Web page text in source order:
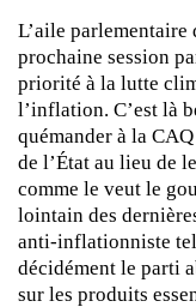
L’aile parlementaire
prochaine session
priorité à la lutte
l’inflation. C’est là
quémander à la
de l’État au lieu de
comme le veut le
lointain des
anti-inflationniste
décidément le parti
sur les produits